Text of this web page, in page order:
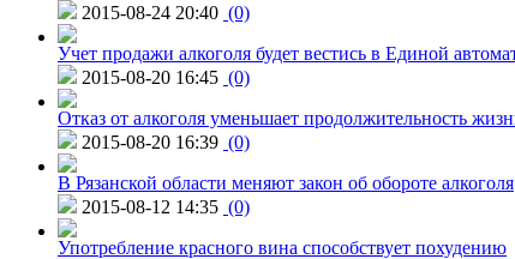
2015-08-24 20:40 (0)
Учет продажи алкоголя будет вестись в Единой
2015-08-20 16:45 (0)
Отказ от алкоголя уменьшает продолжительность
2015-08-20 16:39 (0)
В Рязанской области меняют закон об обороте алкоголя
2015-08-12 14:35 (0)
Употребление красного вина способствует похудению